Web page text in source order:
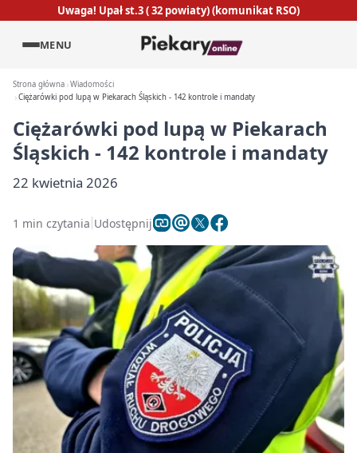
Uwaga! Upał st.3 ( 32 powiaty) (komunikat RSO)
MENU
Strona główna Wiadomości
Ciężarówki pod lupą w Piekarach Śląskich - 142 kontrole i mandaty
Ciężarówki pod lupą w Piekarach
Śląskich - 142 kontrole i mandaty
22 kwietnia 2026
1 min czytania Udostępnij